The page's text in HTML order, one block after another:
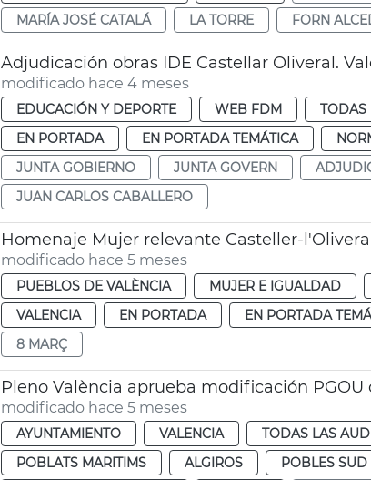
MARÍA JOSÉ CATALÁ
LA TORRE FORN
Adjudicación obras IDE Castellar Oliveral.
modificado hace 4 meses
EDUCACIÓN Y DEPORTE WEB FDM TODAS
EN PORTADA
EN PORTADA TEMÁTICA
JUNTA GOBIERNO
JUNTA GOVERN
JUAN CARLOS CABALLERO
Homenaje Mujer relevante Casteller-
modificado hace 5 meses
PUEBLOS DE VALÈNCIA MUJER E IGUALDAD
VALENCIA
EN PORTADA EN PORTADA
8 MARÇ
Pleno València aprueba modificación
modificado hace 5 meses
AYUNTAMIENTO VALENCIA TODAS LAS
POBLATS MARITIMS
ALGIROS POBLES SUD